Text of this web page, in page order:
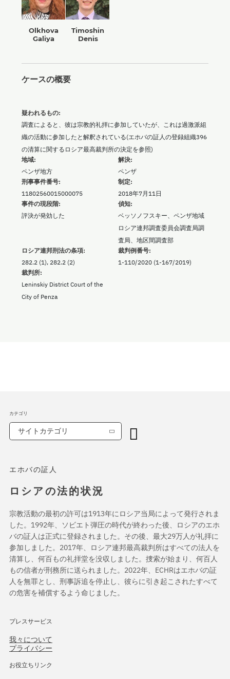
Olkhova
Galiya
Timoshin
Denis
ケースの概要
地域:
ペンザ地方
解決:
ペンザ
疑われるもの:
調査によると、彼は宗教的礼拝に参加していたが、これは過激派組
織の活動に参加したと解釈されている(エホバの証人の登録組織396
の清算に関するロシア最高裁判所の決定を参照)
刑事事件番号:
11802560015000075
制定:
2018年7月11日
事件の現段階:
評決が発効した
偵知:
ベッソノフスキー、ペンザ地域
ロシア連邦調査委員会調査局調
査局、地区間調査部
ロシア連邦刑法の条項:
282.2 (1), 282.2 (2)
裁判例番号:
1-110/2020 (1-167/2019)
裁判所:
Leninskiy District Court of the
City of Penza
エホバの証人
ロシアの法的状況
宗教活動の最初の許可は1913年にロシア当局によって発行されま
した。1992年、ソビエト弾圧の時代が終わった後、ロシアのエホ
バの証人は正式に登録されました。その後、最大29万人が礼拝に
参加しました。2017年、ロシア連邦最高裁判所はすべての法人を
清算し、何百もの礼拝堂を没収しました。捜索が始まり、何百人
もの信者が刑務所に送られました。2022年、ECHRはエホバの証
人を無罪とし、刑事訴追を停止し、彼らに引き起こされたすべて
の危害を補償するよう命じました。
プレスサービス
我々について
プライバシー
お役立ちリンク
カテゴリ
サイトカテゴリ